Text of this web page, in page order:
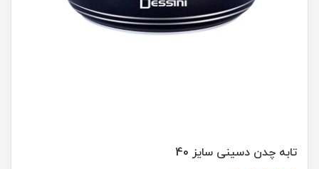
تابه چدن دسینی سایز 40